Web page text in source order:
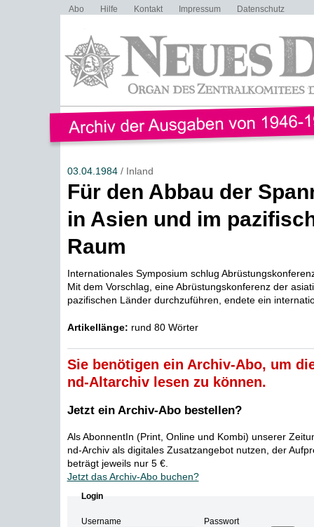
Abo Hilfe Kontakt Impressum Datenschutz
03.04.1984/ Inland
Für den Abbau der
in Asien und im
Raum
Internationales Symposium schlug
Mit dem Vorschlag, eine Abrüstungskonferenz der
pazifischen Länder durchzuführen, endete ein
Artikellänge: rund 80 Wörter
Sie benötigen ein Archiv-Abo, um
nd-Altarchiv lesen zu können.
Jetzt ein Archiv-Abo bestellen?
Als AbonnentIn (Print, Online und Kombi) unserer
nd-Archiv als digitales Zusatzangebot nutzen, der
beträgt jeweils nur 5 €.
Jetzt das Archiv-Abo buchen?
Login
Username Passwort